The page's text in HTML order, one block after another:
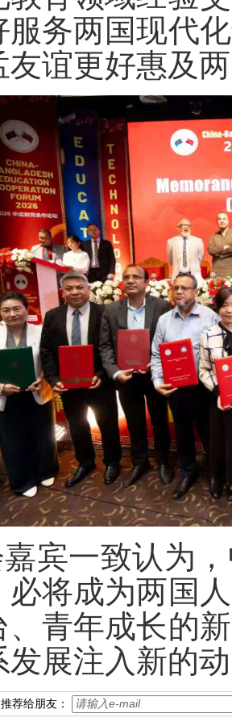
服务两国现代
友谊更好惠及
宾一致认为
必将成为两国
、青年成长的
发展注入新的
推荐给朋友：